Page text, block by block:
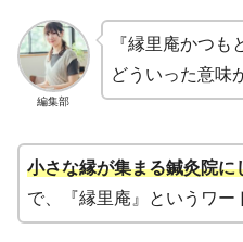
編集部
『縁里庵かつも
どういった意味
小さな縁が集まる鍼灸院に
で、『縁里庵』というワー